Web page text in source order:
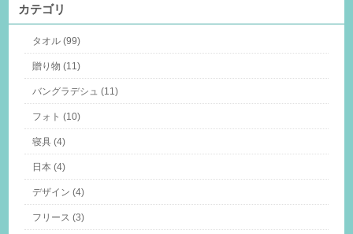
カテゴリ
タオル (99)
贈り物 (11)
バングラデシュ (11)
フォト (10)
寝具 (4)
日本 (4)
デザイン (4)
フリース (3)